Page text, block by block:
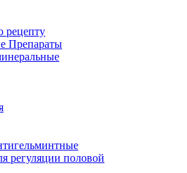
рецепту
Препараты
регуляции половой